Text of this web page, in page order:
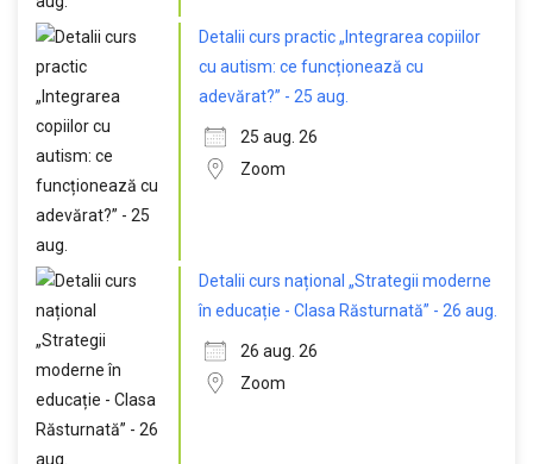
Detalii curs practic „Integrarea copiilor
cu autism: ce funcționează cu
adevărat?” - 25 aug.
25 aug. 26
Zoom
Detalii curs național „Strategii moderne
în educație - Clasa Răsturnată” - 26 aug.
26 aug. 26
Zoom